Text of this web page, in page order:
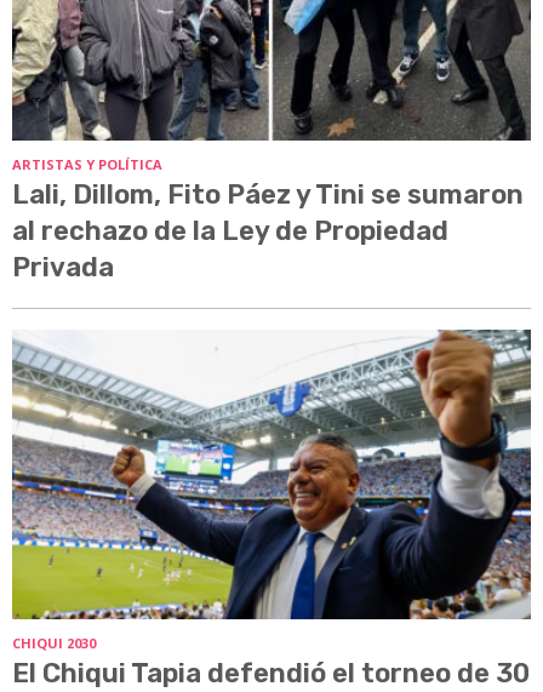
ARTISTAS Y POLÍTICA
Lali, Dillom, Fito Páez y Tini se sumaron
al rechazo de la Ley de Propiedad
Privada
CHIQUI 2030
El Chiqui Tapia defendió el torneo de 30